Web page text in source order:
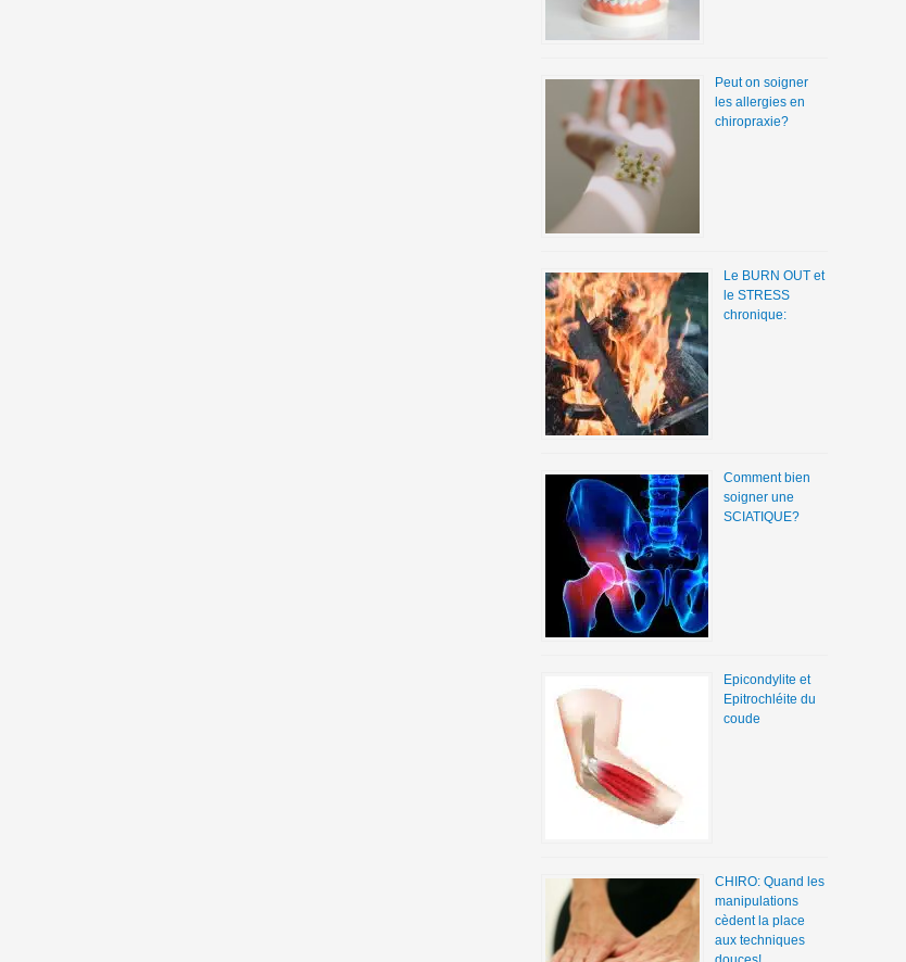
Peut on soigner
les allergies en
chiropraxie?
Le BURN OUT et
le STRESS
chronique:
Comment bien
soigner une
SCIATIQUE?
Epicondylite et
Epitrochléite du
coude
CHIRO: Quand les
manipulations
cèdent la place
aux techniques